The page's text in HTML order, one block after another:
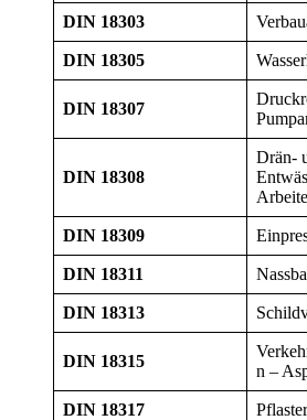
DIN 18303
DIN 18305
DIN 18307
DIN 18308
Drän-
DIN 18309
DIN 18311
DIN 18313
DIN 18315
n –
DIN 18317